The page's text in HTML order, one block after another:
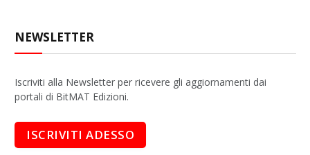
NEWSLETTER
Iscriviti alla Newsletter per ricevere gli aggiornamenti dai
portali di BitMAT Edizioni.